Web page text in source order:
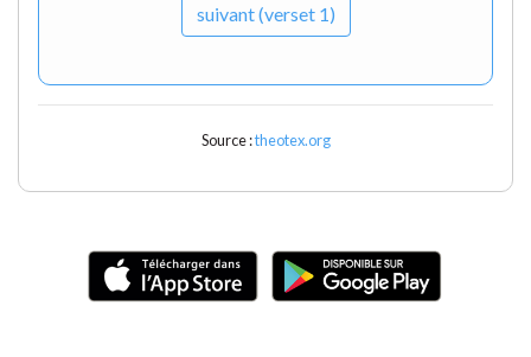
suivant (verset 1)
Source :theotex.org